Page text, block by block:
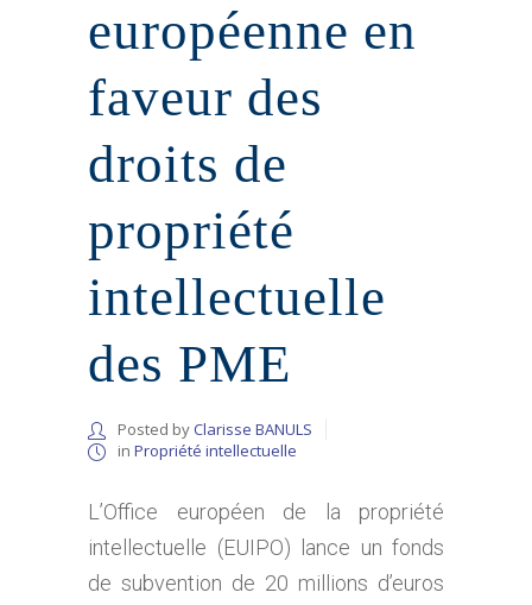
européenne en
faveur des
droits de
propriété
intellectuelle
des PME
Posted byClarisse BANULS
in Propriété intellectuelle
L’Office européen de la propriété
intellectuelle (EUIPO) lance un fonds
de subvention de 20 millions d’euros